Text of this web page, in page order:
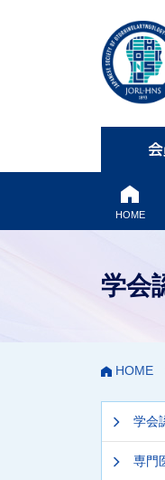
HOME
学会
学会
専門
HOME